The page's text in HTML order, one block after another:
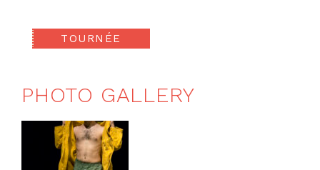
TOURNÉE
PHOTO GALLERY